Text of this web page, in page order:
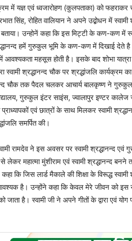
में यज्ञ एवं ध्वजारोहण (कुलपताका) को फहराकर
सिंह, रोहित वालियान ने अपने उद्बोधन में स्वामी
उन्होनें कहा कि इस मिट्टी के कण-कण में
हमें गुरुकुल भूमि के कण-कण में दिखाई देते
महसूस होती है। इसके बाद शोभा
स्वामी श्रद्धानन्द चौक पर श्रद्धांजलि
चौक तक पैदल चलकर आचार्य बालकृष्ण ने गुरुकुल के
गुरुकुल इंटर साइंस, ज्वालापुर इण्टर कालेज
एवं छात्रों के साथ मिलकर स्वामी
समर्पित की।
रामदेव ने इस अवसर पर स्वामी श्रद्धानन्द एवं
से लेकर महात्मा मुंशीराम एवं स्वामी श्रद्धानन्द
कि जिस लार्ड मैकाले की शिक्षा के विरूद्ध
है। उन्होंने कहा कि केवल मेरे जीवन को इस
जाता है। स्वामी जी ने अपने गीतों के द्वारा एवं योग